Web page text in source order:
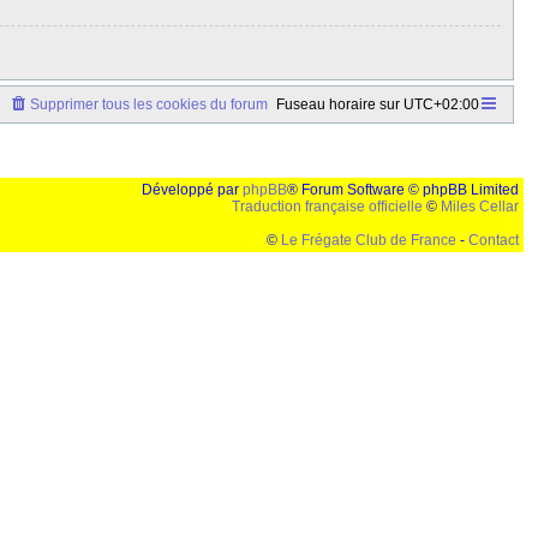
Fuseau horaire sur UTC+02:00
Supprimer tous les cookies du forum
Développé par phpBB® Forum Software © phpBB Limited
Traduction française officielle © Miles Cellar
© Le Frégate Club de France - Contact